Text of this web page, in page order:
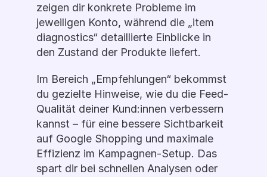
zeigen dir konkrete Probleme im
jeweiligen Konto, während die „item
diagnostics“ detaillierte Einblicke in
den Zustand der Produkte liefert.
Im Bereich „Empfehlungen“ bekommst
du gezielte Hinweise, wie du die Feed-
Qualität deiner Kund:innen verbessern
kannst – für eine bessere Sichtbarkeit
auf Google Shopping und maximale
Effizienz im Kampagnen-Setup. Das
spart dir bei schnellen Analysen oder